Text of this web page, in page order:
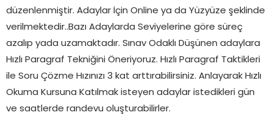
düzenlenmiştir. Adaylar İçin Online ya da Yüzyüze şeklinde
verilmektedir..Bazı Adaylarda Seviyelerine göre süreç
azalıp yada uzamaktadır. Sınav Odaklı Düşünen adaylara
Hızlı Paragraf Tekniğini Öneriyoruz. Hızlı Paragraf Taktikleri
ile Soru Çözme Hızınızı 3 kat arttırabilirsiniz. Anlayarak Hızlı
Okuma Kursuna Katılmak isteyen adaylar istedikleri gün
ve saatlerde randevu oluşturabilirler.